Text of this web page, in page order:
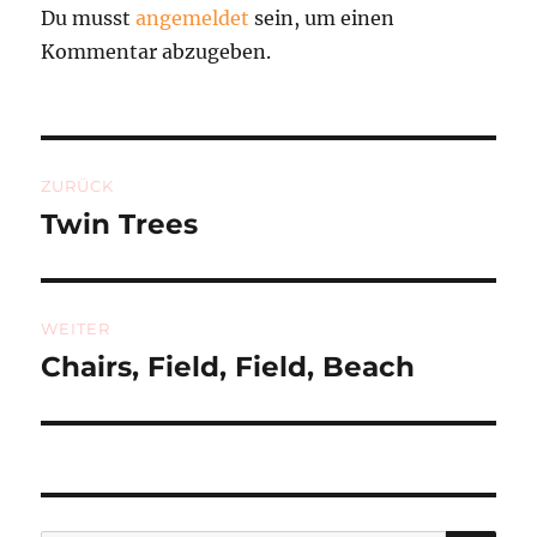
Du musstangemeldet sein, um einen
Kommentar abzugeben.
ZURÜCK
Vorheriger
Twin Trees
WEITER
Nächster
Chairs, Field, Field, Beach